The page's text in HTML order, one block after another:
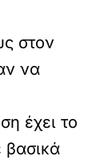
στον
να
έχει το
βασικά